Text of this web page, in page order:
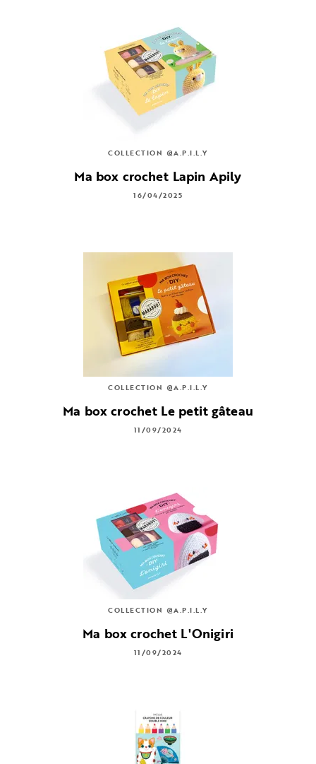
COLLECTION @A.P.I.L.Y
Ma box crochet Lapin Apily
16/04/2025
COLLECTION @A.P.I.L.Y
Ma box crochet Le petit gâteau
11/09/2024
COLLECTION @A.P.I.L.Y
Ma box crochet L'Onigiri
11/09/2024